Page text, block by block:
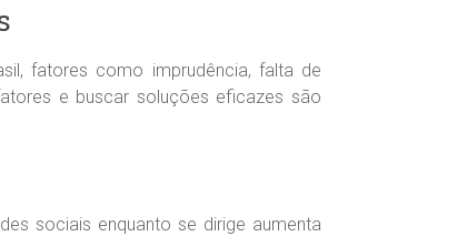
fatores como imprudência, falta de
e buscar soluções eficazes são
sociais enquanto se dirige aumenta